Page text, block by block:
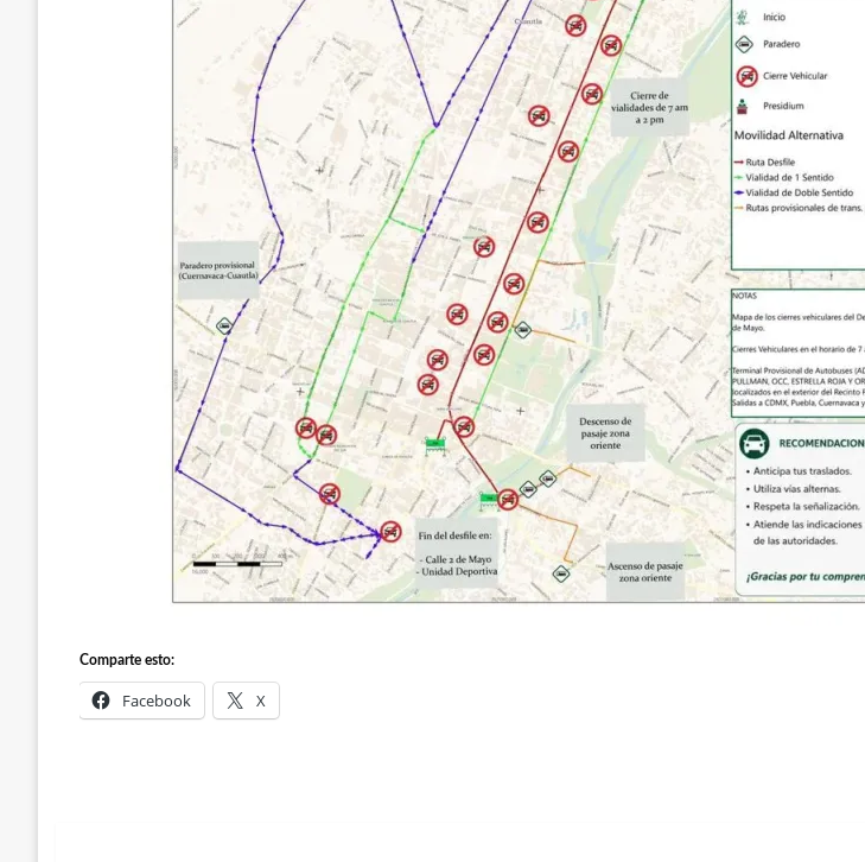
Comparte esto:
Facebook X